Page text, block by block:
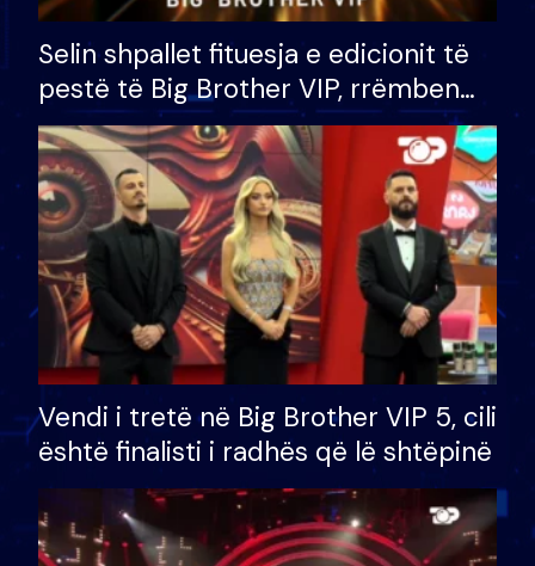
Selin shpallet fituesja e edicionit të
pestë të Big Brother VIP, rrëmben
çmimin e madh prej 100 mijë eurosh
Vendi i tretë në Big Brother VIP 5, cili
është finalisti i radhës që lë shtëpinë